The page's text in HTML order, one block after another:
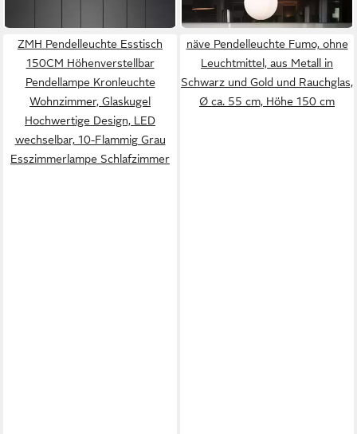
in 2-3 Werktagen bei dir
ZMH Pendelleuchte Esstisch
150CM Höhenverstellbar
Pendellampe Kronleuchte
Wohnzimmer, Glaskugel
Hochwertige Design, LED
wechselbar, 10-Flammig Grau
Esszimmerlampe Schlafzimmer
näve Pendelleuchte Fumo, ohne
Leuchtmittel, aus Metall in
Schwarz und Gold und Rauchglas,
Ø ca. 55 cm, Höhe 150 cm